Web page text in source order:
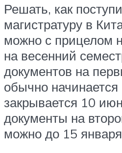
Решать, как
магистратуру в
можно с прицелом
на весенний
документов на
обычно
закрывается 10
документы на
можно до 15